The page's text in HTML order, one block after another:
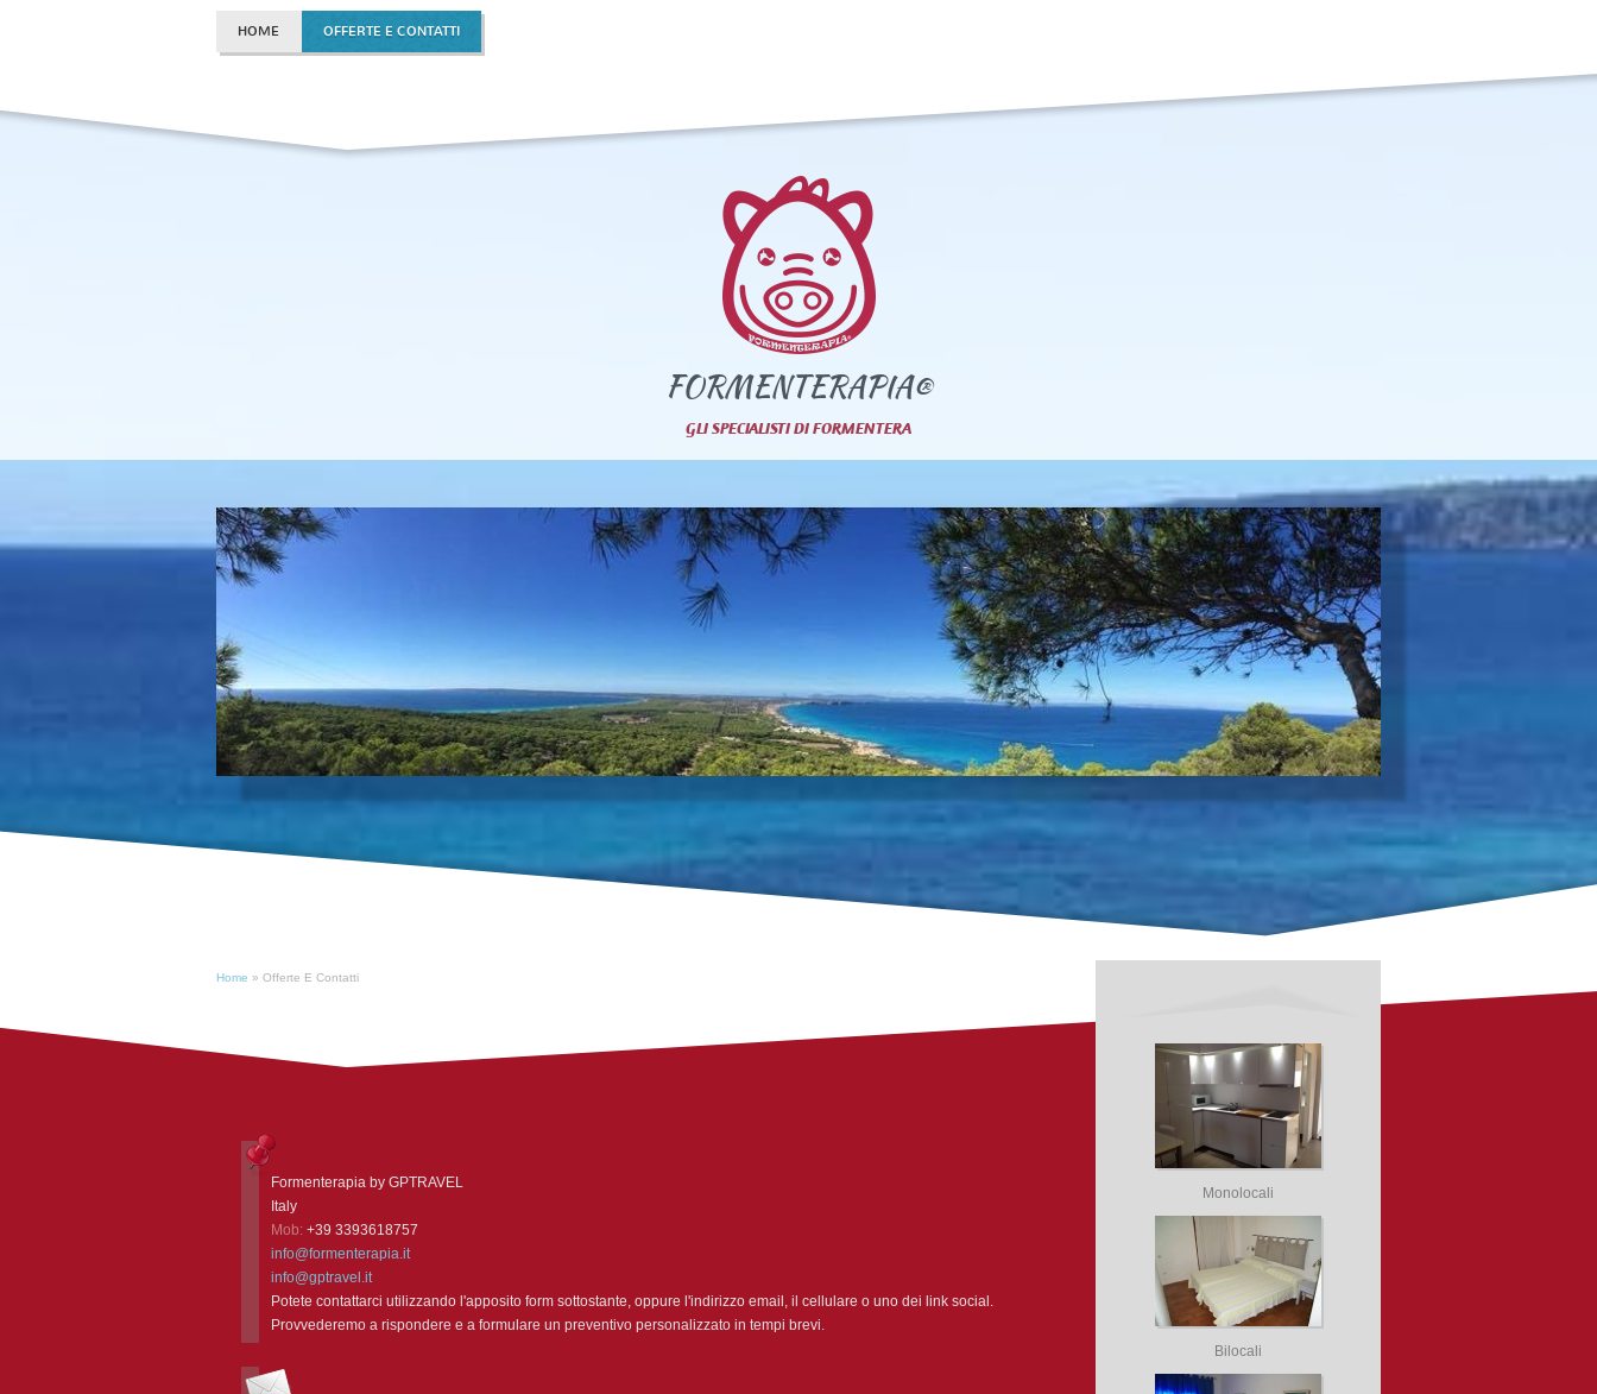
FORMENTERAPIA®
GLI SPECIALISTI DI FORMENTERA
HOME OFFERTE E CONTATTI
Home » Offerte E Contatti
Formenterapia by GPTRAVEL
Italy
Mob: +39 3393618757
info@formenterapia.it
info@gptravel.it
Potete contattarci utilizzando l'apposito form sottostante, oppure l'indirizzo email, il cellulare o uno dei link social.
Provvederemo a rispondere e a formulare un preventivo personalizzato in tempi brevi.
Monolocali
Bilocali